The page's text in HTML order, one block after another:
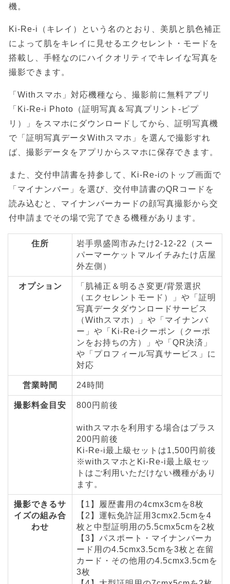
機。
Ki-Re-i（キレイ）という名のとおり、美肌と肌色補正
によって肌をキレイに見せるエクセレント・モードを
搭載し、手軽なのにハイクオリティでキレイな写真を
撮影できます。
「Withスマホ」対応機種なら、撮影前に無料アプリ
「Ki-Re-i Photo（証明写真＆写真プリント-ピプ
リ）」をスマホにダウンロードしてから、証明写真機
で「証明写真データWithスマホ」を選んで撮影すれ
ば、撮影データをアプリからスマホに保存できます。
また、交付申請書を持参して、Ki-Re-iのトップ画面で
「マイナンバー」を選び、交付申請書のQRコードを
読み込むと、マイナンバーカードの顔写真撮影から交
付申請までその場で完了できる機種があります。
住所
岩手県盛岡市みたけ2-12-22（スー
パーマーケットマルイチみたけ店屋
外左側）
オプション
「肌補正＆明るさ変更/背景選択
（エクセレントモード）」や「証明
写真データダウンロードサービス
（Withスマホ）」や「マイナンバ
ー」や「Ki-Re-iクーポン（クーポ
ンをお持ちの方）」や「QR決済」
や「プロフィール写真サービス」に
対応
営業時間 24時間
撮影料金目安 800円前後
withスマホを利用する場合はプラス
200円前後
Ki-Re-i最上級セットは1,500円前後
※withスマホとKi-Re-i最上級セッ
トはご利用いただけない機種があり
ます。
撮影できるサ
イズの組み合
わせ
【1】履歴書用の4cmx3cmを8枚
【2】運転免許証用3cmx2.5cmを4
枚と中型証明用の5.5cmx5cmを2枚
【3】パスポート・マイナンバーカ
ード用の4.5cmx3.5cmを3枚と在留
カード・その他用の4.5cmx3.5cmを
3枚